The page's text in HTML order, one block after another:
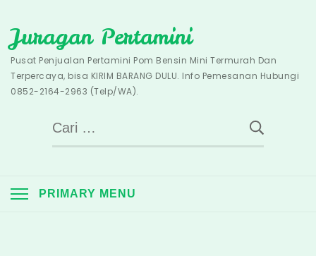
to
content
Juragan Pertamini
Pusat Penjualan Pertamini Pom Bensin Mini Termurah Dan
Terpercaya, bisa KIRIM BARANG DULU. Info Pemesanan Hubungi
0852-2164-2963 (Telp/WA).
Cari
untuk:
PRIMARY MENU